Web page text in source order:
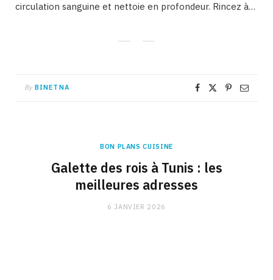
circulation sanguine et nettoie en profondeur. Rincez à…
By BINETNA
BON PLANS CUISINE
Galette des rois à Tunis : les
meilleures adresses
6 JANVIER 2026